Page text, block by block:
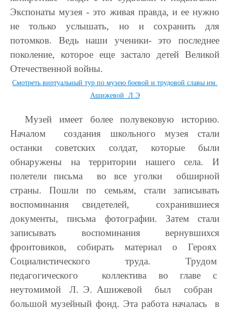
Экспонаты музея - это живая правда, и ее нужно
не только услышать, но и сохранить для
потомков. Ведь наши ученики- это последнее
поколение, которое еще застало детей Великой
Отечественной войны.
Смотреть виртуальный тур по музею боевой и трудовой славы им.
Ашижевой Л.Э
Музей имеет более полувековую историю.
Началом создания школьного музея стали
останки советских солдат, которые были
обнаружены на территории нашего села. И
полетели письма во все уголки обширной
страны. Пошли по семьям, стали записывать
воспоминания свидетелей, сохранившиеся
документы, письма фотографии. Затем стали
записывать воспоминания вернувшихся
фронтовиков, собирать материал о Героях
Социалистического труда. Трудом
педагогического коллектива во главе с
неутомимой Л. Э. Ашижевой был собран
большой музейный фонд. Эта работа началась в